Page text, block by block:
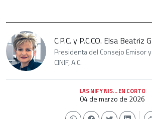
C.P.C. y P.C.CO. Elsa Beatriz
Presidenta del Consejo Emisor
CINIF, A.C.
LAS NIF Y NIS… EN CORTO
04 de marzo de 2026